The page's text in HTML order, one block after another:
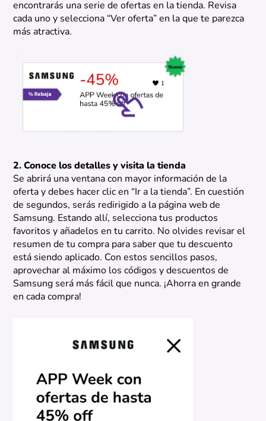
encontrarás una serie de ofertas en la tienda. Revisa
cada uno y selecciona “Ver oferta” en la que te parezca
más atractiva.
2. Conoce los detalles y visita la tienda
Se abrirá una ventana con mayor información de la
oferta y debes hacer clic en “Ir a la tienda”. En cuestión
de segundos, serás redirigido a la página web de
Samsung. Estando allí, selecciona tus productos
favoritos y añadelos en tu carrito. No olvides revisar el
resumen de tu compra para saber que tu descuento
está siendo aplicado. Con estos sencillos pasos,
aprovechar al máximo los códigos y descuentos de
Samsung será más fácil que nunca. ¡Ahorra en grande
en cada compra!